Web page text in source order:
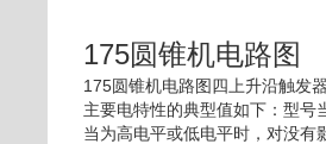
175圆锥机电路图
175圆锥机电路图四上升沿触发
主要电特性的典型值如下：型号
当为高电平或低电平时，对没有